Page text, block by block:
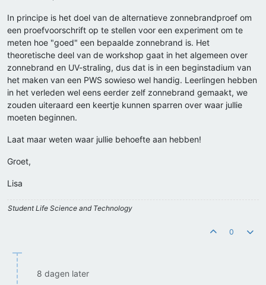
In principe is het doel van de alternatieve zonnebrandproef om
een proefvoorschrift op te stellen voor een experiment om te
meten hoe "goed" een bepaalde zonnebrand is. Het
theoretische deel van de workshop gaat in het algemeen over
zonnebrand en UV-straling, dus dat is in een beginstadium van
het maken van een PWS sowieso wel handig. Leerlingen hebben
in het verleden wel eens eerder zelf zonnebrand gemaakt, we
zouden uiteraard een keertje kunnen sparren over waar jullie
moeten beginnen.
Laat maar weten waar jullie behoefte aan hebben!
Groet,
Lisa
Student Life Science and Technology
0
8 dagen later